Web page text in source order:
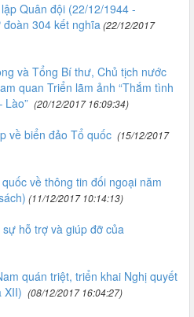
Quân đội (22/12/1944 -
304 kết nghĩa(22/12/2017
và Tổng Bí thư, Chủ tịch nước
quan Triển lãm ảnh “Thắm tình
Lào” (20/12/2017 16:09:34)
về biển đảo Tổ quốc (15/12/2017
về thông tin đối ngoại năm
(11/12/2017 10:14:13)
hỗ trợ và giúp đỡ của
quán triệt, triển khai Nghị quyết
XII) (08/12/2017 16:04:27)